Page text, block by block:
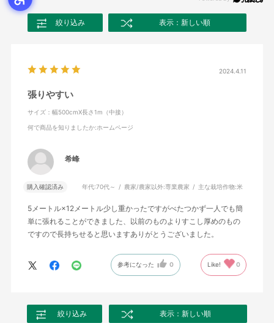
絞り込み 表示：新しい順
2024.4.11
張りやすい
サイズ：幅500cmX長さ1m（中接）
何で商品を知りましたか:ホームページ
希峰
購入確認済み 年代:70代～ 農家/農家以外:専業農家 主な栽培作物:米
5メートル×12メートル少し重かったですがべたつかず一人でも簡
単に張れることができました、以前のものよりすこし厚めのもの
ですので長持ちせると思いますありがとうございました。
参考になった 0 Like! 0
絞り込み 表示：新しい順